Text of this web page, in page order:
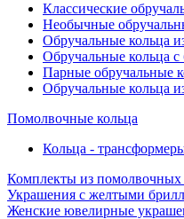
Классические
Необычные
Обручальные кольца
Обручальные кольца
Парные обручальные
Обручальные кольца
Помолвочные кольца
Кольца -
Комплекты из помолвочных
Украшения с желтыми
Женские ювелирные